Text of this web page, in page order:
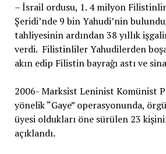
– İsrail ordusu, 1. 4 milyon
Şeridi’nde 9 bin Yahudi’nin
tahliyesinin ardından 38 yıllık
verdi. Filistinliler Yahudilerden
akın edip Filistin bayrağı astı ve
2006- Marksist Leninist Komünist
yönelik “Gaye” operasyonunda,
üyesi oldukları öne sürülen 23
açıklandı.